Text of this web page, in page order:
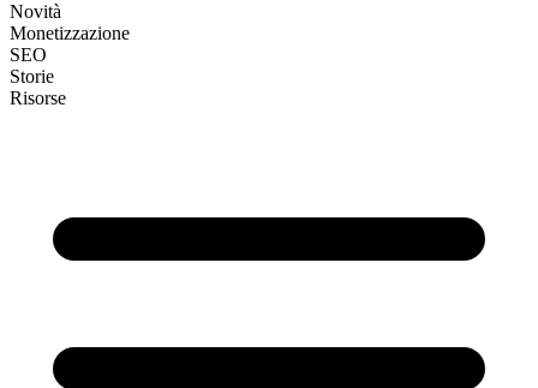
Novità
Monetizzazione
SEO
Storie
Risorse